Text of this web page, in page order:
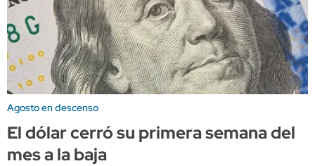
Agosto en descenso
El dólar cerró su primera semana del
mes a la baja